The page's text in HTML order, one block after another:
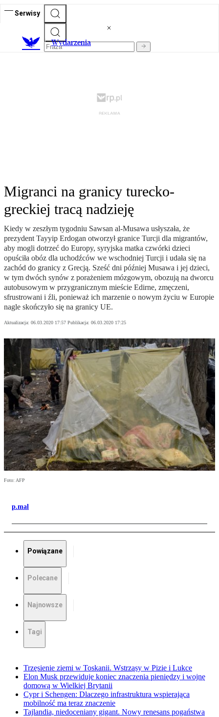
Serwisy
Wydarzenia
Migranci na granicy turecko-
greckiej tracą nadzieję
Kiedy w zeszłym tygodniu Sawsan al-Musawa usłyszała, że
prezydent Tayyip Erdogan otworzył granice Turcji dla migrantów,
aby mogli dotrzeć do Europy, syryjska matka czwórki dzieci
opuściła obóz dla uchodźców we wschodniej Turcji i udała się na
zachód do granicy z Grecją. Sześć dni później Musawa i jej dzieci,
w tym dwóch synów z porażeniem mózgowym, obozują na dworcu
autobusowym w przygranicznym mieście Edirne, zmęczeni,
sfrustrowani i źli, ponieważ ich marzenie o nowym życiu w Europie
nagle skończyło się na granicy UE.
Aktualizacja: 06.03.2020 17:57 Publikacja: 06.03.2020 17:25
Foto: AFP
p.mal
Powiązane
Polecane
Najnowsze
Tagi
Trzęsienie ziemi w Toskanii. Wstrząsy w Pizie i Lukce
Elon Musk przewiduje koniec znaczenia pieniędzy i wojnę
domową w Wielkiej Brytanii
Cypr i Schengen: Dlaczego infrastruktura wspierająca
mobilność ma teraz znaczenie
Tajlandia, niedoceniany gigant. Nowy renesans pogaństwa